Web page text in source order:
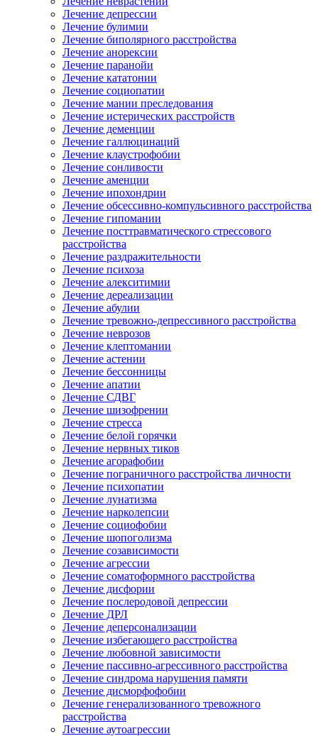
Лечение депрессии
Лечение булимии
Лечение биполярного расстройства
Лечение анорексии
Лечение паранойи
Лечение кататонии
Лечение социопатии
Лечение мании преследования
Лечение истерических расстройств
Лечение деменции
Лечение галлюцинаций
Лечение клаустрофобии
Лечение сонливости
Лечение аменции
Лечение ипохондрии
Лечение обсессивно-компульсивного расстройства
Лечение гипомании
Лечение посттравматического стрессового
расстройства
Лечение раздражительности
Лечение психоза
Лечение алекситимии
Лечение дереализации
Лечение абулии
Лечение тревожно-депрессивного расстройства
Лечение неврозов
Лечение клептомании
Лечение астении
Лечение бессонницы
Лечение апатии
Лечение СДВГ
Лечение шизофрении
Лечение стресса
Лечение белой горячки
Лечение нервных тиков
Лечение агорафобии
Лечение пограничного расстройства личности
Лечение психопатии
Лечение лунатизма
Лечение нарколепсии
Лечение социофобии
Лечение шопоголизма
Лечение созависимости
Лечение агрессии
Лечение соматоформного расстройства
Лечение дисфории
Лечение послеродовой депрессии
Лечение ДРЛ
Лечение деперсонализации
Лечение избегающего расстройства
Лечение любовной зависимости
Лечение пассивно-агрессивного расстройства
Лечение синдрома нарушения памяти
Лечение дисморфофобии
Лечение генерализованного тревожного
расстройства
Лечение аутоагрессии